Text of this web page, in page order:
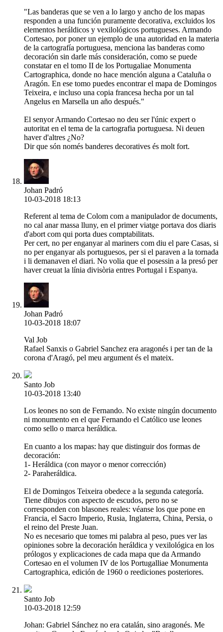
"Las banderas que se ven a lo largo y ancho de los mapas
responden a una función puramente decorativa, excluidos los
elementos heráldicos y vexilológicos portugueses. Armando
Cortesao, por poner un ejemplo de una autoridad en la materia
de la cartografía portuguesa, menciona las banderas como
decoración sin darle más consideración, como se puede
constatar en el tomo II de los Portugaliae Monumenta
Cartographica, donde no hace mención alguna a Cataluña o
Aragón. En ese tomo puedes encontrar el mapa de Domingos
Teixeira, e incluso una copia francesa hecha por un tal
Angelus en Marsella un año después."
El senyor Armando Cortesao no deu ser l'únic expert o
autoritat en el tema de la cartografia portuguesa. Ni deuen
haver d'altres ¿No?
Dir que són només banderes decoratives és molt fort.
Johan Padró
10-03-2018 18:13
Referent al tema de Colom com a manipulador de documents,
no cal anar massa lluny, en el primer viatge portava dos diaris
d'abort com qui porta dues comptabilitats.
Per cert, no per enganyar al mariners com diu el pare Casas, si
no per enganyar als portuguesos, per si el paraven a la tornada
i li demanaven el diari. No volia que el posessin a la presó per
haver creuat la línia divisòria entres Portugal i Espanya.
Johan Padró
10-03-2018 18:07
Val Job
Rafael Sanxis o Gabriel Sanchez era aragonés i per tan de la
corona d'Aragó, pel meu argument és el mateix.
Santo Job
10-03-2018 13:40
Los leones no son de Fernando. No existe ningún documento
ni monumento en el que Fernando el Católico use leones
como sello o marca heráldica.
En cuanto a los mapas: hay que distinguir dos formas de
decoración:
1- Heráldica (con mayor o menor corrección)
2- Paraheráldica.
El de Domingos Teixeira obedece a la segunda categoría.
Tiene dibujos con aspecto de escudos, pero no se
corresponden con blasones reales: véanse los que pone en
Francia, el Sacro Imperio, Rusia, Inglaterra, China, Persia, o
el reino del Preste Juan.
No es necesario que tomes mi palabra al peso, pues ver las
opiniones sobre la decoración heráldica y vexilológica en los
prólogos y explicaciones de cada mapa que da Armando
Cortesao en el volumen IV de los Portugalliae Monumenta
Cartographica, edición de 1960 o reediciones posteriores.
Santo Job
10-03-2018 12:59
Johan: Gabriel Sánchez no era catalán, sino aragonés. Me